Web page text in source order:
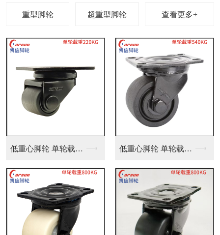
查看更多+
低重心脚轮 单轮载重... 低重心脚轮 单轮载重...